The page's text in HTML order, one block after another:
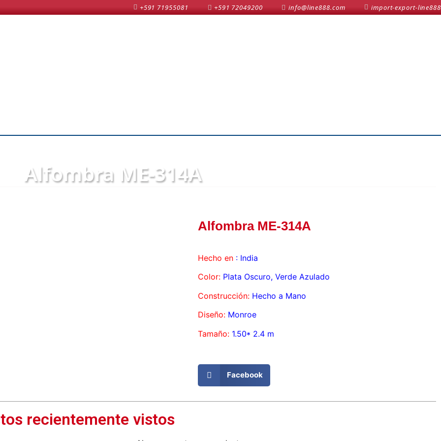
+591 71955081 +591 72049200 info@line888.com import-export-line888
Alfombra ME-314A
Alfombra ME-314A
Hecho en : India
Color: Plata Oscuro, Verde Azulado
Construcción: Hecho a Mano
Diseño: Monroe
Tamaño: 1.50* 2.4 m
Facebook
recientemente vistos